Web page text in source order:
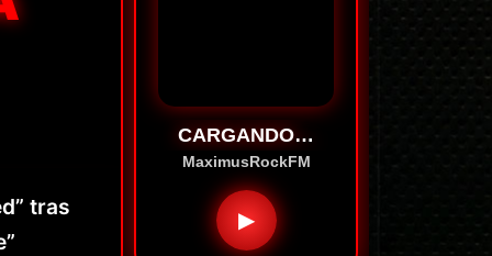
tras
CARGANDO…
MaximusRockFM
▶